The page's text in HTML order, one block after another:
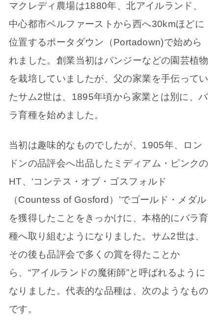
マクレディ農場は1880年、北アイルランド、
中心都市ベルファーストから西へ30kmほどに
位置するポータダウン（Portadown)で始めら
れました。創業当初はパンジーなどの園芸植物
を栽培していましたが、父の家業を手伝ってい
たサム2世は、1895年頃から家業とは別に、バ
ラ育種を始めました。
当初は趣味的なものでしたが、1905年、ロン
ドンの品評会へ出品したミディアム・ピンクの
HT、‘コンテス・オブ・ゴスフォルド
（Countess of Gosford）’でゴールド・メダル
を獲得したことをきっかけに、本格的にバラ育
種へ取り組むようになりました。サム2世は、
その後も品評会で多くの賞を得たことか
ら、“アイルランドの魔術師”と呼ばれるように
なりました。代表的な品種は、次のようなもの
です。